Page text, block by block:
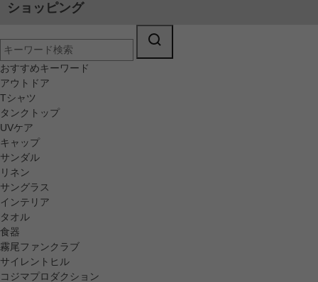
ショッピング
おすすめキーワード
アウトドア
Tシャツ
タンクトップ
UVケア
キャップ
サンダル
リネン
サングラス
インテリア
タオル
食器
霧尾ファンクラブ
サイレントヒル
コジマプロダクション